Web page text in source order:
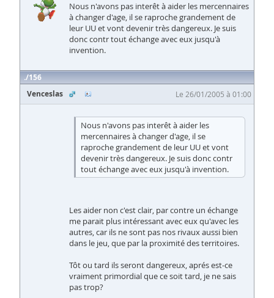
Nous n'avons pas interêt à aider les mercennaires
à changer d'age, il se raproche grandement de
leur UU et vont devenir très dangereux. Je suis
donc contr tout échange avec eux jusqu'à
invention.
156
Venceslas
Le 26/01/2005 à 01:00
Nous n'avons pas interêt à aider les
mercennaires à changer d'age, il se
raproche grandement de leur UU et vont
devenir très dangereux. Je suis donc contr
tout échange avec eux jusqu'à invention.
Les aider non c'est clair, par contre un échange
me parait plus intéressant avec eux qu'avec les
autres, car ils ne sont pas nos rivaux aussi bien
dans le jeu, que par la proximité des territoires.
Tôt ou tard ils seront dangereux, aprés est-ce
vraiment primordial que ce soit tard, je ne sais
pas trop?